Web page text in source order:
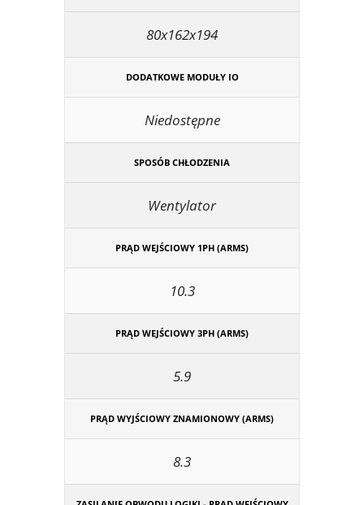
80x162x194
DODATKOWE MODUŁY IO
Niedostępne
SPOSÓB CHŁODZENIA
Wentylator
PRĄD WEJŚCIOWY 1PH (ARMS)
10.3
PRĄD WEJŚCIOWY 3PH (ARMS)
5.9
PRĄD WYJŚCIOWY ZNAMIONOWY (ARMS)
8.3